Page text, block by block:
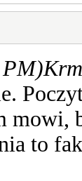
mowi,
to